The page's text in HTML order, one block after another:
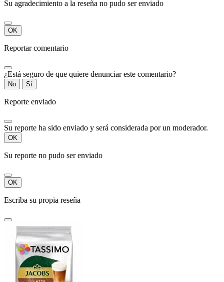
Su agradecimiento a la reseña no pudo ser enviado
OK
Reportar comentario
¿Está seguro de que quiere denunciar este comentario?
No Sí
Reporte enviado
Su reporte ha sido enviado y será considerada por un moderador.
OK
Su reporte no pudo ser enviado
OK
Escriba su propia reseña